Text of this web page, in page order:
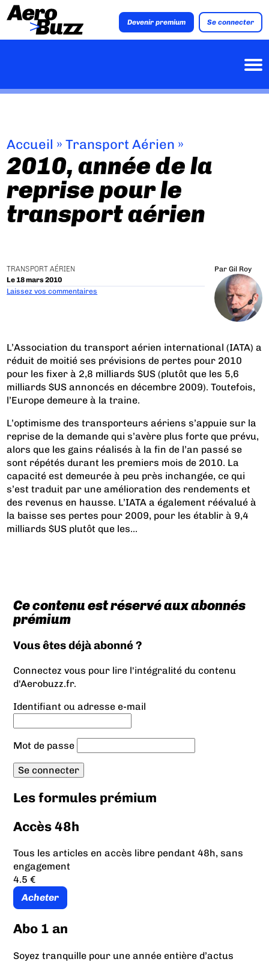
Devenir premium Se connecter
Accueil »Transport Aérien »
2010, année de la
reprise pour le
transport aérien
TRANSPORT AÉRIEN
Le 18 mars 2010
Par Gil Roy
Laissez vos commentaires
L’Association du transport aérien international (IATA) a
réduit de moitié ses prévisions de pertes pour 2010
pour les fixer à 2,8 milliards $US (plutôt que les 5,6
milliards $US annoncés en décembre 2009). Toutefois,
l’Europe demeure à la traine.
L’optimisme des transporteurs aériens s’appuie sur la
reprise de la demande qui s’avère plus forte que prévu,
alors que les gains réalisés à la fin de l’an passé se
sont répétés durant les premiers mois de 2010. La
capacité est demeurée à peu près inchangée, ce qui
s’est traduit par une amélioration des rendements et
des revenus en hausse. L’IATA a également réévalué à
la baisse ses pertes pour 2009, pour les établir à 9,4
milliards $US plutôt que les...
Ce contenu est réservé aux abonnés
prémium
Vous êtes déjà abonné ?
Connectez vous pour lire l'intégralité du contenu
d'Aerobuzz.fr.
Identifiant ou adresse e-mail
Mot de passe
Les formules prémium
Accès 48h
Tous les articles en accès libre pendant 48h, sans
engagement
4.5 €
Acheter
Abo 1 an
Soyez tranquille pour une année entière d’actus